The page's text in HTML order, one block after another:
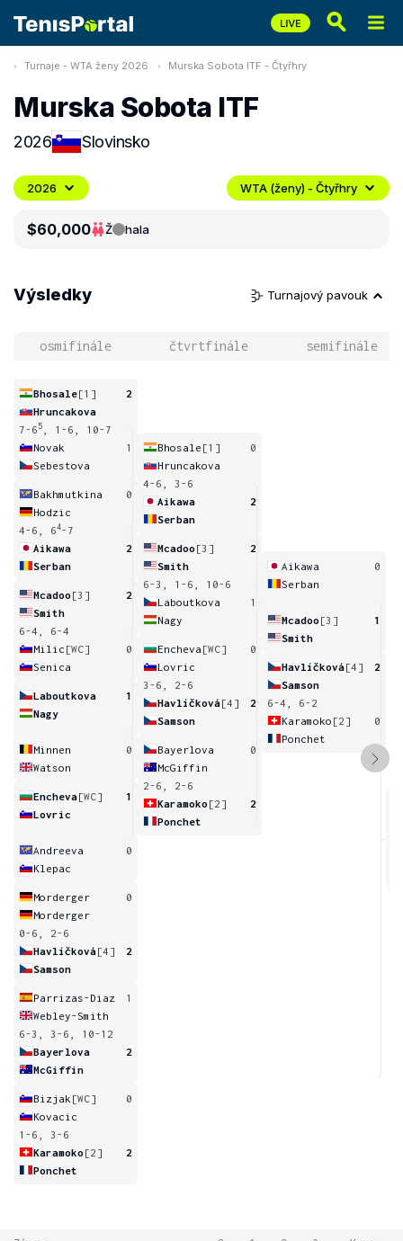
Turnaje - WTA ženy 2026 Murska Sobota ITF - Čtyřhry
Murska Sobota ITF
2026 Slovinsko
2026 WTA (ženy) - Čtyřhry
$60,000 Ž hala
Výsledky Turnajový pavouk
osmifinále čtvrtfinále semifinále
Bhosale[1]
2
Hruncakova
7-6 5
, 1-6, 10-7
Novak
1
Sebestova
Bakhmutkina
0
Hodzic
4-6, 64-7
Aikawa
2
Serban
Mcadoo [3]
2
Smith
6-4, 6-4
Milic [WC]
0
Senica
Laboutkova
1
Nagy
Minnen
0
Watson
Encheva[WC]
1
Lovric
Andreeva
0
Klepac
Morderger
0
Morderger
0-6, 2-6
Havlíčková[4]
2
Samson
Parrizas-Diaz
1
Webley-Smith
6-3, 3-6, 10-12
Bayerlova
2
McGiffin
Bizjak [WC]
0
Kovacic
1-6, 3-6
Karamoko [2]
2
Ponchet
Bhosale [1]
0
Hruncakova
4-6, 3-6
Aikawa
2
Serban
Mcadoo [3]
2
Smith
6-3, 1-6, 10-6
Laboutkova
1
Nagy
Encheva [WC]
0
Lovric
3-6, 2-6
Havlíčková[4]
2
Samson
Bayerlova
0
McGiffin
2-6, 2-6
Karamoko [2]
2
Ponchet
Aikawa
0
Serban
Mcadoo [3]
1
Smith
Havlíčková[4]
2
Samson
6-4, 6-2
Karamoko [2]
0
Ponchet